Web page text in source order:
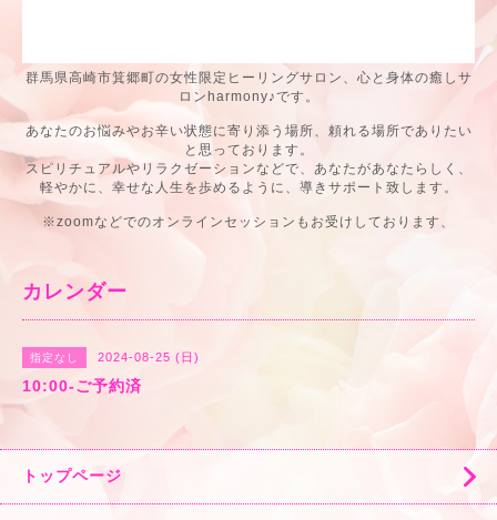
群馬県高崎市箕郷町の女性限定ヒーリングサロン、心と身体の癒しサ
ロンharmony♪です。
あなたのお悩みやお辛い状態に寄り添う場所、頼れる場所でありたい
と思っております。
スピリチュアルやリラクゼーションなどで、あなたがあなたらしく、
軽やかに、幸せな人生を歩めるように、導きサポート致します。
※zoomなどでのオンラインセッションもお受けしております、
カレンダー
指定なし 2024-08-25 (日)
10:00-ご予約済
トップページ